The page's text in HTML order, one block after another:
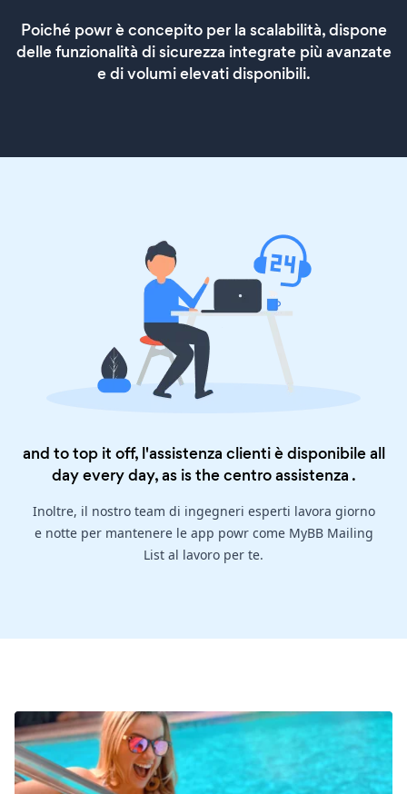
Poiché powr è concepito per la scalabilità, dispone
delle funzionalità di sicurezza integrate più avanzate
e di volumi elevati disponibili.
and to top it off, l'assistenza clienti è disponibile all
day every day, as is thecentro assistenza .
Inoltre, il nostro team di ingegneri esperti lavora giorno
e notte per mantenere le app powr come MyBB Mailing
List al lavoro per te.